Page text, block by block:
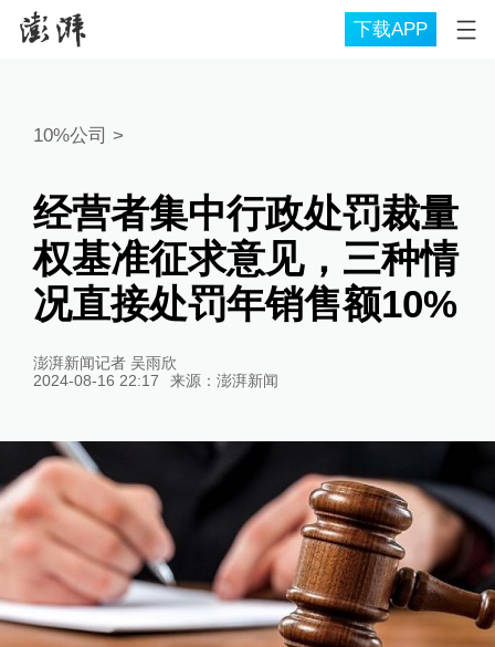
下载APP
10%公司 >
经营者集中行政处罚裁量
权基准征求意见，三种情
况直接处罚年销售额10%
澎湃新闻记者 吴雨欣
2024-08-16 22:17
来源： 澎湃新闻